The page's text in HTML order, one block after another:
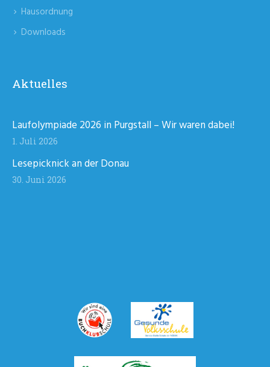
Hausordnung
Downloads
Aktuelles
Laufolympiade 2026 in Purgstall – Wir waren dabei!
1. Juli 2026
Lesepicknick an der Donau
30. Juni 2026